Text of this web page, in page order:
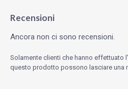
Recensioni
Ancora non ci sono recensioni.
Solamente clienti che hanno effettuato
questo prodotto possono lasciare una